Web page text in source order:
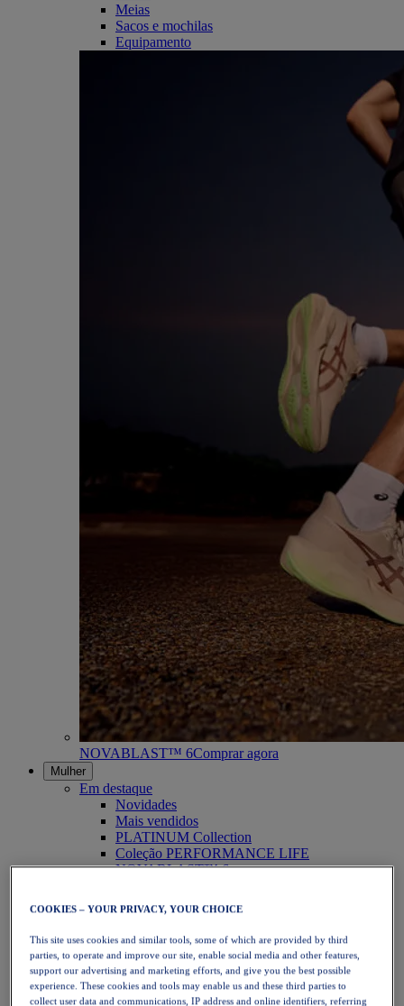
Meias
Sacos e mochilas
Equipamento
NOVABLAST™ 6Comprar agora
Mulher
Em destaque
Novidades
Mais vendidos
PLATINUM Collection
Coleção PERFORMANCE LIFE
NOVABLAST™ 6
Corrida
Corrida em trilho
Ténis
Voleibol
Andebol
Padel
Netball
COOKIES – YOUR PRIVACY, YOUR CHOICE
This site uses cookies and similar tools, some of which are provided by third
parties, to operate and improve our site, enable social media and other features,
support our advertising and marketing efforts, and give you the best possible
experience. These cookies and tools may enable us and these third parties to
collect user data and communications, IP address and online identifiers, referring